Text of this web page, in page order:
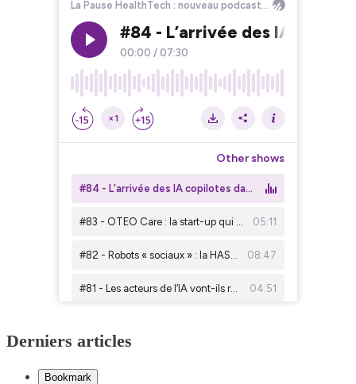
Derniers articles
Bookmark